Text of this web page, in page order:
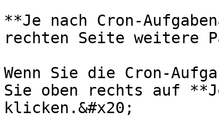
**Je nach Cron-
rechten Seite weitere
Wenn Sie die Cron-
Sie oben rechts auf
klicken.&#x20;